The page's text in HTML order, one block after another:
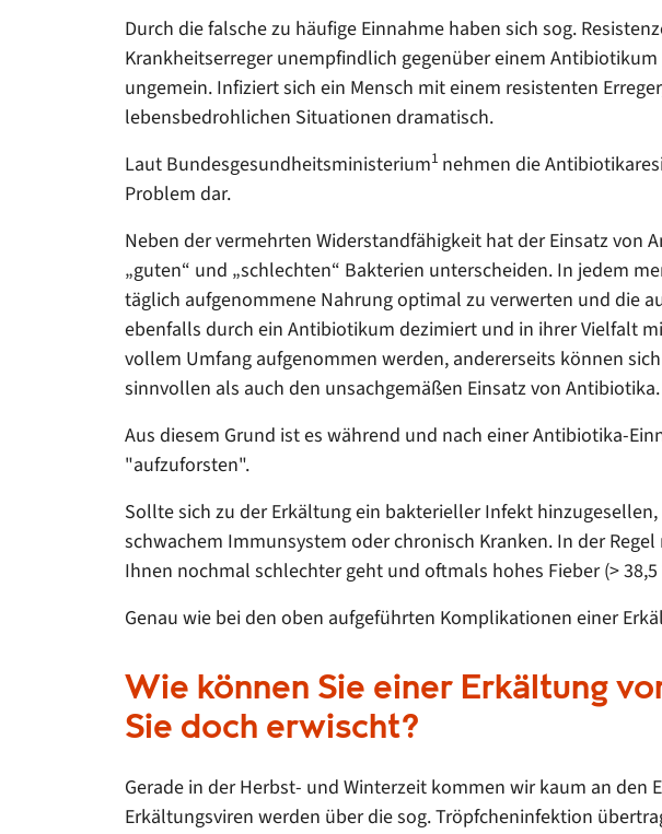
Durch die falsche zu häufige Einnahme haben sich sog.
Krankheitserreger unempfindlich gegenüber einem
ungemein. Infiziert sich ein Mensch mit einem resistenten
lebensbedrohlichen Situationen dramatisch.
Laut Bundesgesundheitsministerium1 nehmen die
Problem dar.
Neben der vermehrten Widerstandfähigkeit hat der Einsatz
„guten“ und „schlechten“ Bakterien unterscheiden. In jedem
täglich aufgenommene Nahrung optimal zu verwerten und die
ebenfalls durch ein Antibiotikum dezimiert und in ihrer Vielfalt
vollem Umfang aufgenommen werden, andererseits können
sinnvollen als auch den unsachgemäßen Einsatz von Antibiotika.
Aus diesem Grund ist es während und nach einer Antibiotika-
"aufzuforsten".
Sollte sich zu der Erkältung ein bakterieller Infekt
schwachem Immunsystem oder chronisch Kranken. In der
Ihnen nochmal schlechter geht und oftmals hohes Fieber (>
Genau wie bei den oben aufgeführten Komplikationen einer
Wie können Sie einer Erkältung
Sie doch erwischt?
Gerade in der Herbst- und Winterzeit kommen wir kaum an
Erkältungsviren werden über die sog. Tröpfcheninfektion